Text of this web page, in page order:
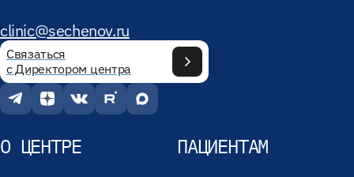
clinic@sechenov.ru
Связаться
с Директором центра
О ЦЕНТРЕ ПАЦИЕНТАМ